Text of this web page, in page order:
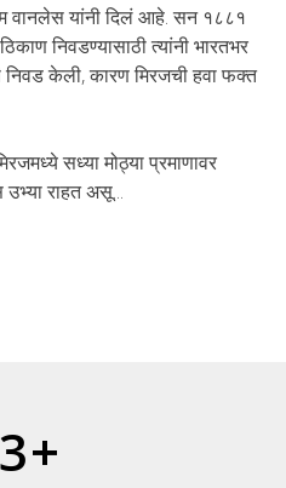
वानलेस यांनी दिलं आहे. सन १८८१
निवडण्यासाठी त्यांनी भारतभर
निवड केली, कारण मिरजची हवा फक्त
सध्या मोठ्या प्रमाणावर
राहत असू...